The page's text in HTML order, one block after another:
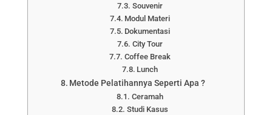
Souvenir
Modul Materi
Dokumentasi
City Tour
Coffee Break
Lunch
Metode Pelatihannya Seperti Apa ?
Ceramah
Studi Kasus